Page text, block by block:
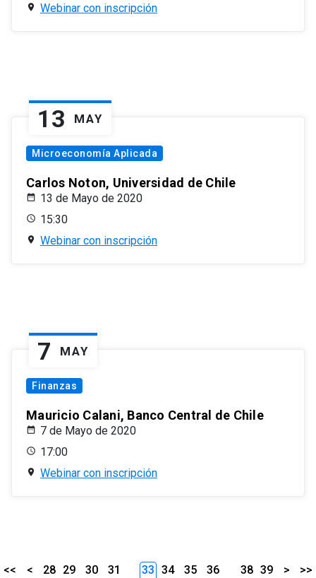
Webinar con inscripción
13 MAY
Microeconomía Aplicada
Carlos Noton, Universidad de Chile
13 de Mayo de 2020
15:30
Webinar con inscripción
7 MAY
Finanzas
Mauricio Calani, Banco Central de Chile
7 de Mayo de 2020
17:00
Webinar con inscripción
<< < 28 29 30
31
33 34 35
36
38 39 > >>